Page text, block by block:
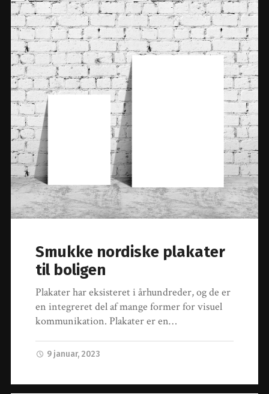
Smukke nordiske plakater
til boligen
Plakater har eksisteret i århundreder, og de er
en integreret del af mange former for visuel
kommunikation. Plakater er en…
9 januar, 2023